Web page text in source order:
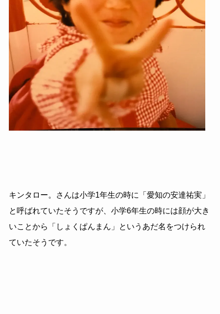
キンタロー。さんは小学1年生の時に「愛知の安達祐実」
と呼ばれていたそうですが、小学6年生の時には顔が大き
いことから「しょくぱんまん」というあだ名をつけられ
ていたそうです。